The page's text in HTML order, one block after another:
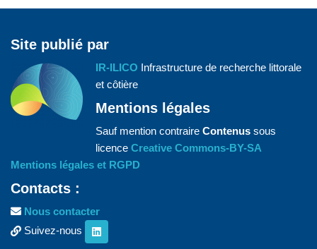
Site publié par
IR-ILICO Infrastructure de recherche littorale
et côtière
Mentions légales
Sauf mention contraire Contenus sous
licence Creative Commons-BY-SA
Mentions légales et RGPD
Contacts :
Nous contacter
Suivez-nous